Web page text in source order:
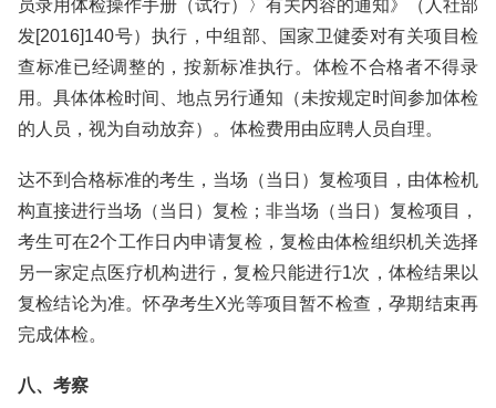
员录用体检操作手册（试行）〉有关内容的通知》（人社部
发[2016]140号）执行，中组部、国家卫健委对有关项目检
查标准已经调整的，按新标准执行。体检不合格者不得录
用。具体体检时间、地点另行通知（未按规定时间参加体检
的人员，视为自动放弃）。体检费用由应聘人员自理。
达不到合格标准的考生，当场（当日）复检项目，由体检机
构直接进行当场（当日）复检；非当场（当日）复检项目，
考生可在2个工作日内申请复检，复检由体检组织机关选择
另一家定点医疗机构进行，复检只能进行1次，体检结果以
复检结论为准。怀孕考生X光等项目暂不检查，孕期结束再
完成体检。
八、考察